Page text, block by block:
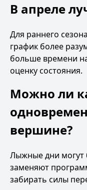
В апреле
Для раннего
график более
больше времени
оценку состояния.
Можно ли
вершине?
Лыжные дни могут
заменяют
забирать силы